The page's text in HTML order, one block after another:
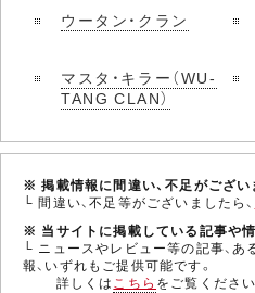
ウータン・クラン
マスタ・キラー（WU-
TANG CLAN）
※ 掲載情報に間違い、不足がござい
└ 間違い、不足等がございましたら、
※ 当サイトに掲載している記事や
└ ニュースやレビュー等の記事、
報、いずれもご提供可能です。
詳しくはこちら をご覧ください